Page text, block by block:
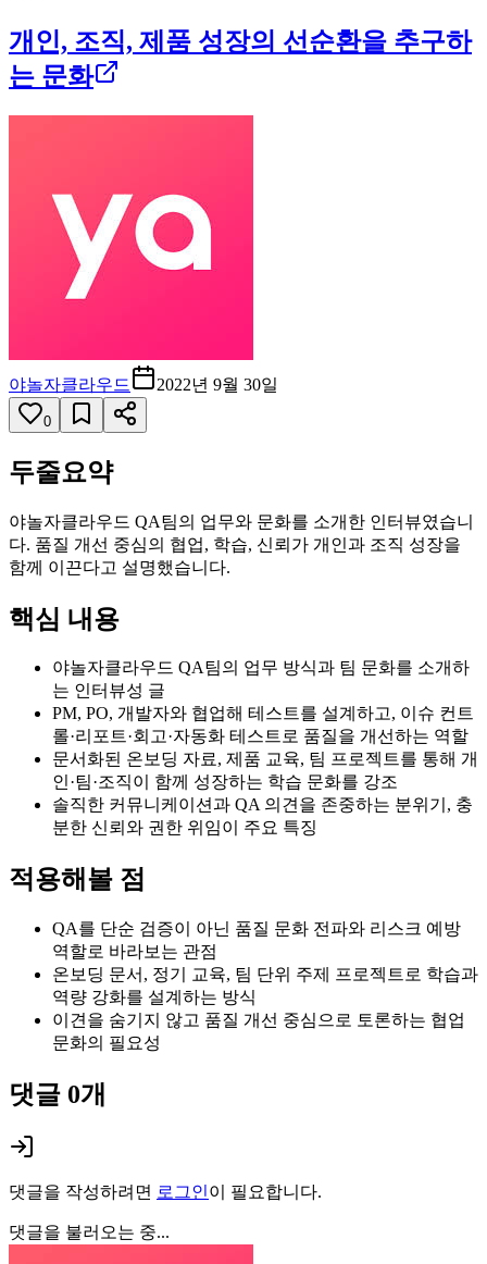
개인, 조직, 제품 성장의 선순환을 추구하
는 문화
야놀자클라우드 2022년 9월 30일
0
두줄요약
야놀자클라우드 QA팀의 업무와 문화를 소개한 인터뷰였습니
다. 품질 개선 중심의 협업, 학습, 신뢰가 개인과 조직 성장을
함께 이끈다고 설명했습니다.
핵심 내용
야놀자클라우드 QA팀의 업무 방식과 팀 문화를 소개하
는 인터뷰성 글
PM, PO, 개발자와 협업해 테스트를 설계하고, 이슈 컨트
롤·리포트·회고·자동화 테스트로 품질을 개선하는 역할
문서화된 온보딩 자료, 제품 교육, 팀 프로젝트를 통해 개
인·팀·조직이 함께 성장하는 학습 문화를 강조
솔직한 커뮤니케이션과 QA 의견을 존중하는 분위기, 충
분한 신뢰와 권한 위임이 주요 특징
적용해볼 점
QA를 단순 검증이 아닌 품질 문화 전파와 리스크 예방
역할로 바라보는 관점
온보딩 문서, 정기 교육, 팀 단위 주제 프로젝트로 학습과
역량 강화를 설계하는 방식
이견을 숨기지 않고 품질 개선 중심으로 토론하는 협업
문화의 필요성
댓글 0개
댓글을 작성하려면 로그인이 필요합니다.
댓글을 불러오는 중...